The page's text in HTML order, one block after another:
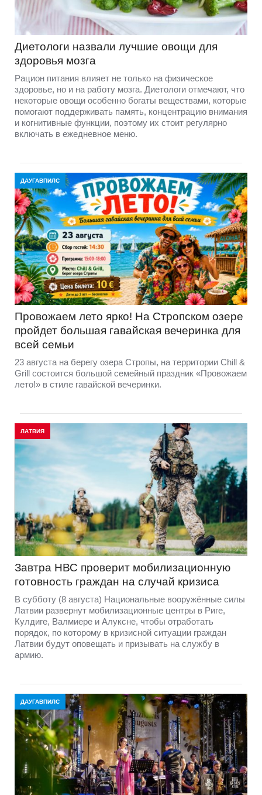
Диетологи назвали лучшие овощи для
здоровья мозга
Рацион питания влияет не только на физическое
здоровье, но и на работу мозга. Диетологи отмечают, что
некоторые овощи особенно богаты веществами, которые
помогают поддерживать память, концентрацию внимания
и когнитивные функции, поэтому их стоит регулярно
включать в ежедневное меню.
ДАУГАВПИЛС
Провожаем лето ярко! На Стропском озере
пройдет большая гавайская вечеринка для
всей семьи
23 августа на берегу озера Стропы, на территории Chill &
Grill состоится большой семейный праздник «Провожаем
лето!» в стиле гавайской вечеринки.
ЛАТВИЯ
Завтра НВС проверит мобилизационную
готовность граждан на случай кризиса
В субботу (8 августа) Национальные вооружённые силы
Латвии развернут мобилизационные центры в Риге,
Кулдиге, Валмиере и Алуксне, чтобы отработать
порядок, по которому в кризисной ситуации граждан
Латвии будут оповещать и призывать на службу в
армию.
ДАУГАВПИЛС